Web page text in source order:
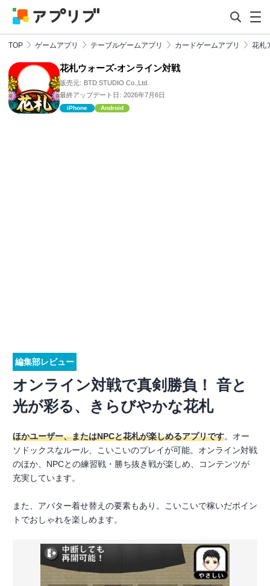
TOP ゲームアプリ テーブルゲームアプリ カードゲームアプリ 花札
花札ウォーズ-オンライン対戦
販売元: BTD STUDIO Co.,Ltd.
最終アップデート日: 2026年7月6日
iPhone Android
編集部レビュー
オンライン対戦で真剣勝負！ 音と
光が彩る、きらびやかな花札
ほかユーザー、またはNPCと花札が楽しめるアプリです。オー
ソドックスなルール、こいこいのプレイが可能。オンライン対戦
のほか、NPCとの練習戦・勝ち抜き戦が楽しめ、コンテンツが
充実しています。
また、アバター着せ替えの要素もあり。こいこいで稼いだポイン
トでおしゃれを楽しめます。